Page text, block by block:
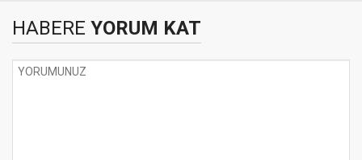
HABERE YORUM KAT